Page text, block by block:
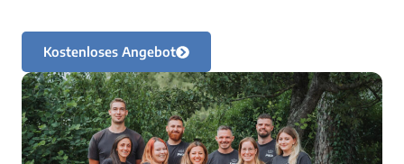
Kostenloses Angebot